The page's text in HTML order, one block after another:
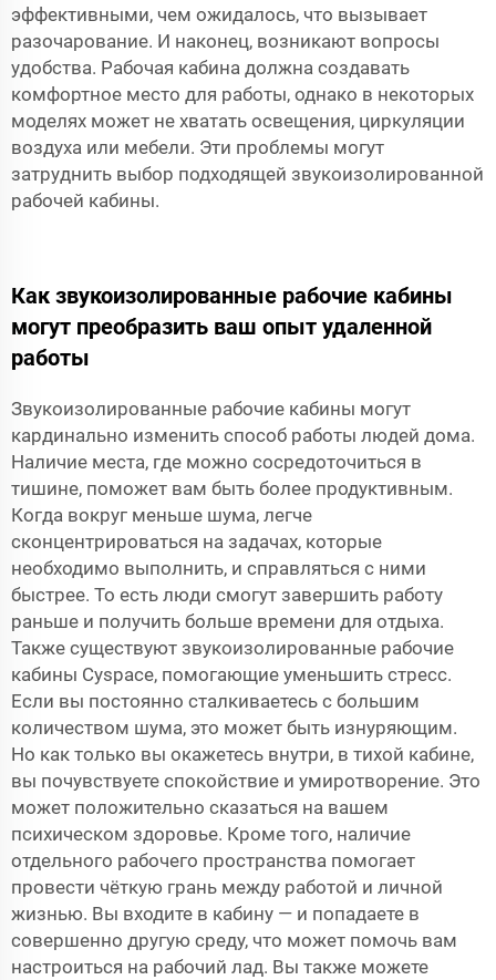
эффективными, чем ожидалось, что вызывает
разочарование. И наконец, возникают вопросы
удобства. Рабочая кабина должна создавать
комфортное место для работы, однако в некоторых
моделях может не хватать освещения, циркуляции
воздуха или мебели. Эти проблемы могут
затруднить выбор подходящей звукоизолированной
рабочей кабины.
Как звукоизолированные рабочие кабины
могут преобразить ваш опыт удаленной
работы
Звукоизолированные рабочие кабины могут
кардинально изменить способ работы людей дома.
Наличие места, где можно сосредоточиться в
тишине, поможет вам быть более продуктивным.
Когда вокруг меньше шума, легче
сконцентрироваться на задачах, которые
необходимо выполнить, и справляться с ними
быстрее. То есть люди смогут завершить работу
раньше и получить больше времени для отдыха.
Также существуют звукоизолированные рабочие
кабины Cyspace, помогающие уменьшить стресс.
Если вы постоянно сталкиваетесь с большим
количеством шума, это может быть изнуряющим.
Но как только вы окажетесь внутри, в тихой кабине,
вы почувствуете спокойствие и умиротворение. Это
может положительно сказаться на вашем
психическом здоровье. Кроме того, наличие
отдельного рабочего пространства помогает
провести чёткую грань между работой и личной
жизнью. Вы входите в кабину — и попадаете в
совершенно другую среду, что может помочь вам
настроиться на рабочий лад. Вы также можете